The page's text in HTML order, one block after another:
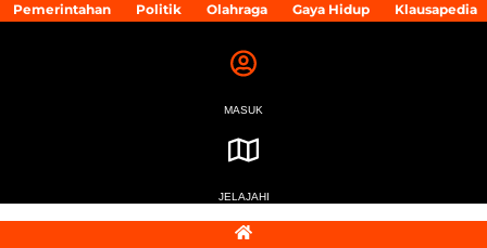
Pemerintahan
Politik Olahraga Gaya Hidup Klausapedia
MASUK
JELAJAHI